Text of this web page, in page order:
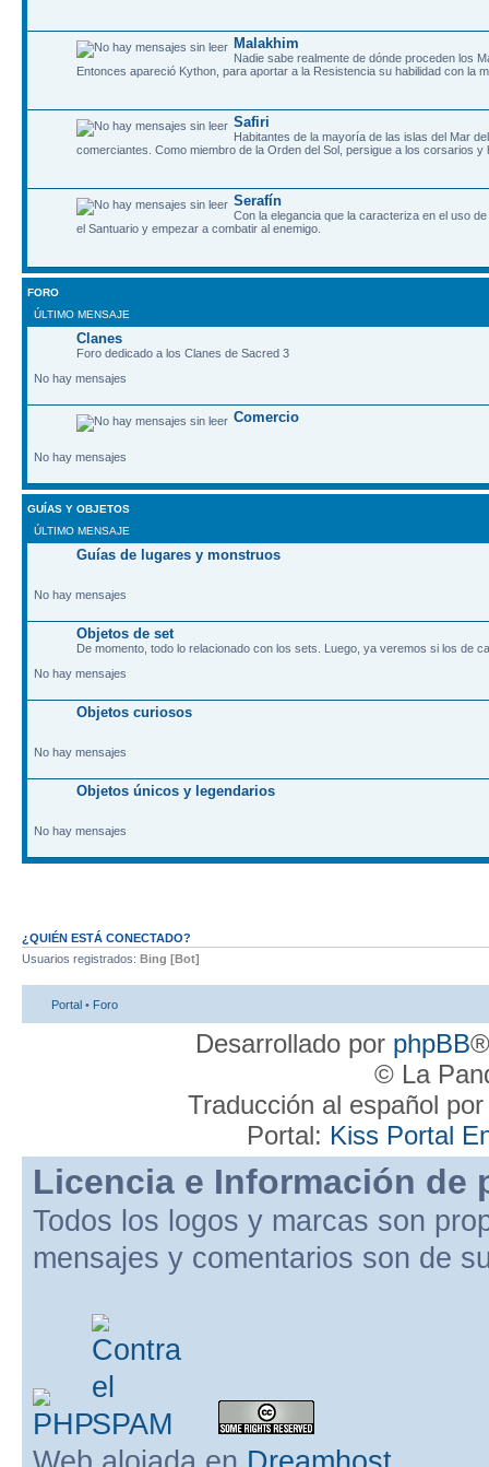
Malakhim
Nadie sabe realmente de dónde proceden los
Entonces apareció Kython, para aportar a la Resistencia su habilidad con la
Safiri
Habitantes de la mayoría de las islas del Mar
comerciantes. Como miembro de la Orden del Sol, persigue a los corsarios
Serafín
Con la elegancia que la caracteriza en el uso
el Santuario y empezar a combatir al enemigo.
FORO
ÚLTIMO MENSAJE
Clanes
Foro dedicado a los Clanes de Sacred 3
No hay mensajes
Comercio
No hay mensajes
GUÍAS Y OBJETOS
ÚLTIMO MENSAJE
Guías de lugares y monstruos
No hay mensajes
Objetos de set
De momento, todo lo relacionado con los sets. Luego, ya veremos si los de
No hay mensajes
Objetos curiosos
No hay mensajes
Objetos únicos y legendarios
No hay mensajes
¿QUIÉN ESTÁ CONECTADO?
Usuarios registrados: Bing [Bot]
Portal • Foro
Desarrollado por phpBB
© La
Traducción al español
Portal: Kiss Portal
Licencia e Información de
Todos los logos y marcas son
mensajes y comentarios son de